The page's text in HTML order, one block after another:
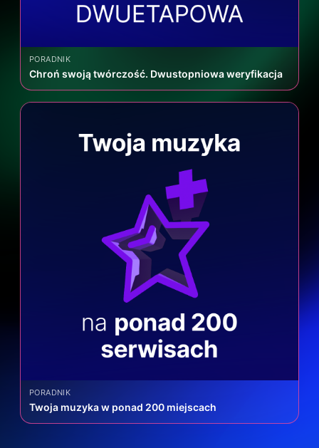
PORADNIK
Chroń swoją twórczość. Dwustopniowa weryfikacja
PORADNIK
Twoja muzyka w ponad 200 miejscach